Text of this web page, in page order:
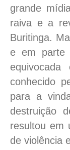
grande
raiva e a
Buritinga.
e em parte
conhecido
para a
destruição
resultou em
de violência